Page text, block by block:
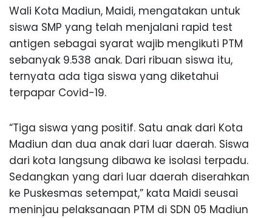
Wali Kota Madiun, Maidi, mengatakan untuk
siswa SMP yang telah menjalani rapid test
antigen sebagai syarat wajib mengikuti PTM
sebanyak 9.538 anak. Dari ribuan siswa itu,
ternyata ada tiga siswa yang diketahui
terpapar Covid-19.
“Tiga siswa yang positif. Satu anak dari Kota
Madiun dan dua anak dari luar daerah. Siswa
dari kota langsung dibawa ke isolasi terpadu.
Sedangkan yang dari luar daerah diserahkan
ke Puskesmas setempat,” kata Maidi seusai
meninjau pelaksanaan PTM di SDN 05 Madiun